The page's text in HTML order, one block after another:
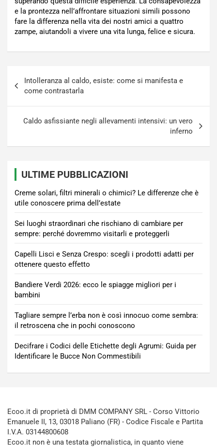
e la prontezza nell’affrontare situazioni simili possono
fare la differenza nella vita dei nostri amici a quattro
zampe, aiutandoli a vivere una vita lunga, felice e sicura.
articoli
Intolleranza al caldo, esiste: come si manifesta e
come contrastarla
Caldo asfissiante negli allevamenti intensivi: un vero
inferno
ULTIME PUBBLICAZIONI
Creme solari, filtri minerali o chimici? Le differenze che è
utile conoscere prima dell’estate
Sei luoghi straordinari che rischiano di cambiare per
sempre: perché dovremmo visitarli e proteggerli
Capelli Lisci e Senza Crespo: scegli i prodotti adatti per
ottenere questo effetto
Bandiere Verdi 2026: ecco le spiagge migliori per i
bambini
Tagliare sempre l’erba non è così innocuo come sembra:
il retroscena che in pochi conoscono
Decifrare i Codici delle Etichette degli Agrumi: Guida per
Identificare le Bucce Non Commestibili
Ecoo.it di proprietà di DMM COMPANY SRL - Corso Vittorio
Emanuele II, 13, 03018 Paliano (FR) - Codice Fiscale e Partita
I.V.A. 03144800608
Ecoo.it non è una testata giornalistica, in quanto viene